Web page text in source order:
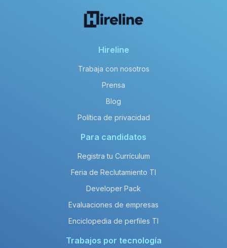
Hireline
Trabaja con nosotros
Prensa
Blog
Política de privacidad
Para candidatos
Registra tu Currículum
Feria de Reclutamiento TI
Developer Pack
Evaluaciones de empresas
Enciclopedia de perfiles TI
Trabajos por tecnología